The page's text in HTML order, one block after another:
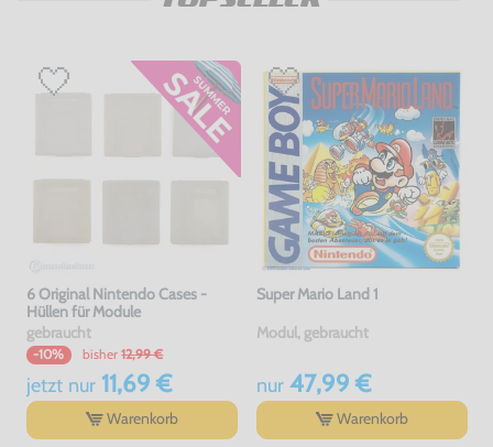
6 Original Nintendo Cases -
Hüllen für Module
gebraucht
-10% bisher 12,99 €
jetzt nur11,69 €
Warenkorb
Super Mario Land 1
Modul, gebraucht
nur47,99 €
Warenkorb